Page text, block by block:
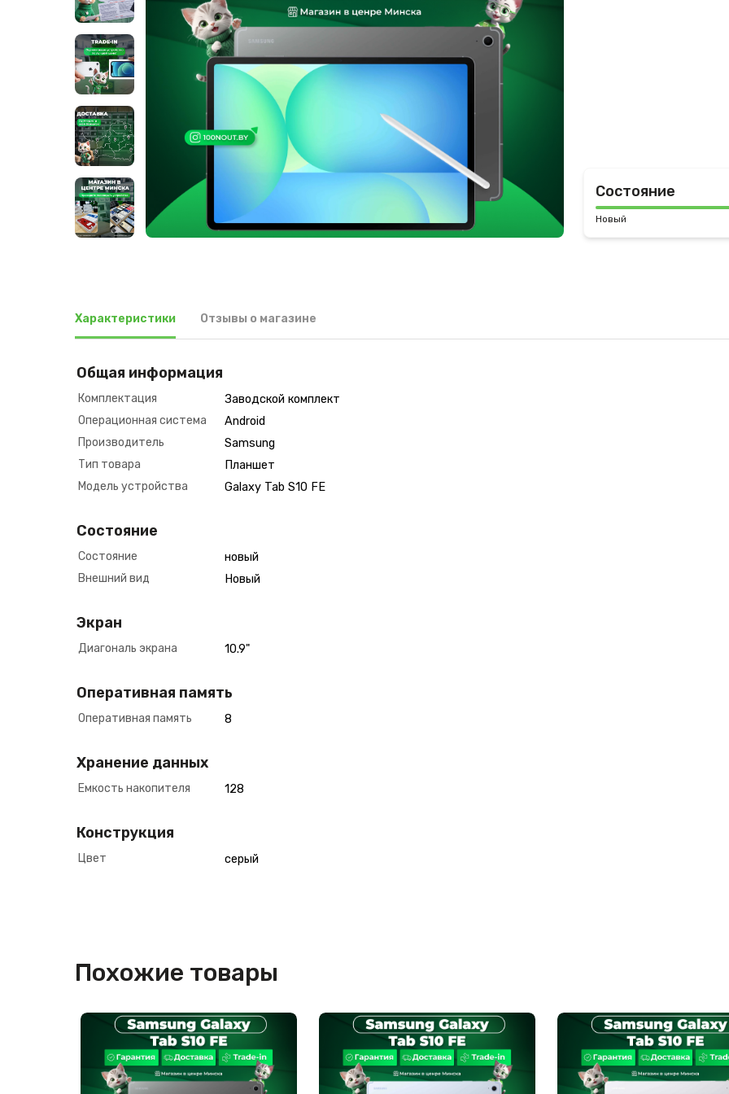
Состояние
Новый
Характеристики Отзывы о магазине
Общая информация
Комплектация
Заводской комплект
Операционная система
Android
Производитель
Samsung
Тип товара
Планшет
Модель устройства
Galaxy Tab S10 FE
Состояние
Состояние
новый
Внешний вид
Новый
Экран
Диагональ экрана 10.9"
Оперативная память
Оперативная память 8
Хранение данных
Емкость накопителя 128
Конструкция
Цвет серый
Похожие товары